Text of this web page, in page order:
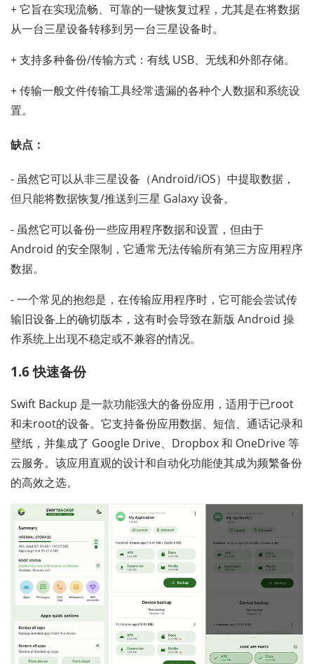
+ 它旨在实现流畅、可靠的一键恢复过程，尤其是在将数据
从一台三星设备转移到另一台三星设备时。
+ 支持多种备份/传输方式：有线 USB、无线和外部存储。
+ 传输一般文件传输工具经常遗漏的各种个人数据和系统设
置。
缺点：
- 虽然它可以从非三星设备（Android/iOS）中提取数据，
但只能将数据恢复/推送到三星 Galaxy 设备。
- 虽然它可以备份一些应用程序数据和设置，但由于
Android 的安全限制，它通常无法传输所有第三方应用程序
数据。
- 一个常见的抱怨是，在传输应用程序时，它可能会尝试传
输旧设备上的确切版本，这有时会导致在新版 Android 操
作系统上出现不稳定或不兼容的情况。
1.6 快速备份
Swift Backup 是一款功能强大的备份应用，适用于已root
和未root的设备。它支持备份应用数据、短信、通话记录和
壁纸，并集成了 Google Drive、Dropbox 和 OneDrive 等
云服务。该应用直观的设计和自动化功能使其成为频繁备份
的高效之选。